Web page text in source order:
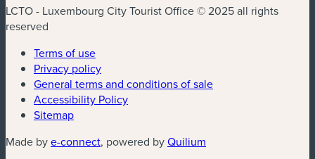
LCTO - Luxembourg City Tourist Office © 2025 all rights
reserved
Terms of use
Privacy policy
General terms and conditions of sale
Accessibility Policy
Sitemap
Made bye-connect(new window)
, powered byQuilium